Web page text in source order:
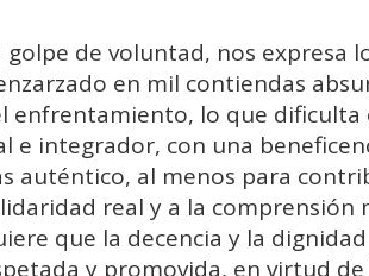
de voluntad, nos expresa
en mil contiendas
enfrentamiento, lo que
e integrador, con una
auténtico, al menos para
real y a la comprensión
que la decencia y la
y promovida, en virtud